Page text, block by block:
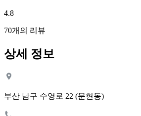
4.8
70개의 리뷰
상세 정보
부산 남구 수영로 22 (문현동)